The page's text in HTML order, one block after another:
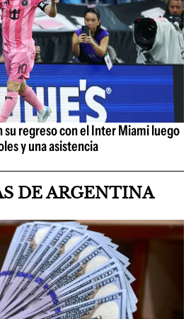
su regreso con el Inter Miami luego
y una asistencia
DE ARGENTINA